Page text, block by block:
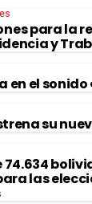
para la
y
en el sonido
su
74.634
las